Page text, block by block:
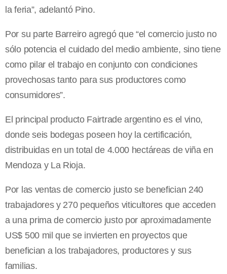
la feria”, adelantó Pino.
Por su parte Barreiro agregó que “el comercio justo no
sólo potencia el cuidado del medio ambiente, sino tiene
como pilar el trabajo en conjunto con condiciones
provechosas tanto para sus productores como
consumidores”.
El principal producto Fairtrade argentino es el vino,
donde seis bodegas poseen hoy la certificación,
distribuidas en un total de 4.000 hectáreas de viña en
Mendoza y La Rioja.
Por las ventas de comercio justo se benefician 240
trabajadores y 270 pequeños viticultores que acceden
a una prima de comercio justo por aproximadamente
US$ 500 mil que se invierten en proyectos que
benefician a los trabajadores, productores y sus
familias.